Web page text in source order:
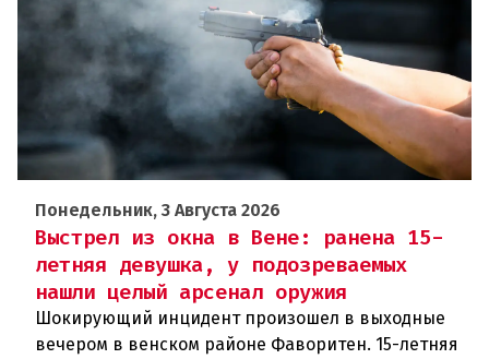
Понедельник, 3 Августа 2026
Выстрел из окна в Вене: ранена 15-
летняя девушка, у подозреваемых
нашли целый арсенал оружия
Шокирующий инцидент произошел в выходные
вечером в венском районе Фаворитен. 15-летняя